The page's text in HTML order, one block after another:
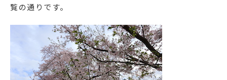
覧の通りです。